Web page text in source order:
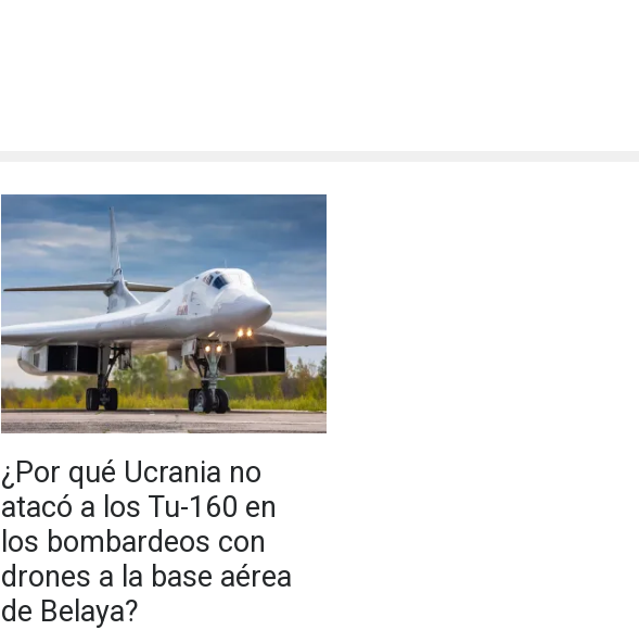
¿Por qué Ucrania no
atacó a los Tu-160 en
los bombardeos con
drones a la base aérea
de Belaya?